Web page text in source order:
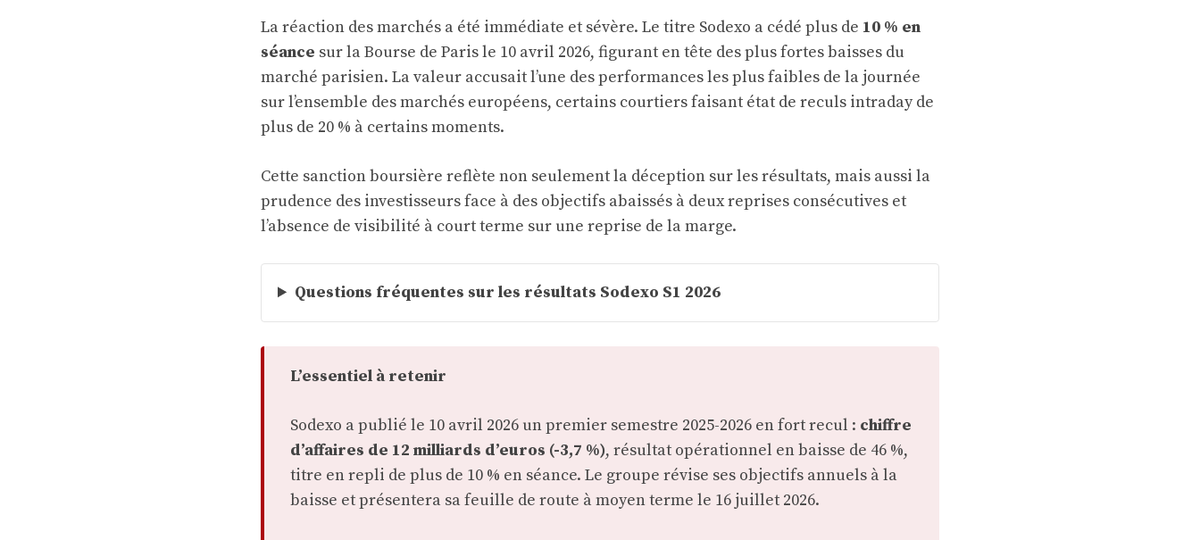
La réaction des marchés a été immédiate et sévère. Le titre Sodexo a cédé plus de 10 % en
séance sur la Bourse de Paris le 10 avril 2026, figurant en tête des plus fortes baisses du
marché parisien. La valeur accusait l’une des performances les plus faibles de la journée
sur l’ensemble des marchés européens, certains courtiers faisant état de reculs intraday de
plus de 20 % à certains moments.
Cette sanction boursière reflète non seulement la déception sur les résultats, mais aussi la
prudence des investisseurs face à des objectifs abaissés à deux reprises consécutives et
l’absence de visibilité à court terme sur une reprise de la marge.
Questions fréquentes sur les résultats Sodexo S1 2026
L’essentiel à retenir
Sodexo a publié le 10 avril 2026 un premier semestre 2025-2026 en fort recul : chiffre
d’affaires de 12 milliards d’euros (-3,7 %), résultat opérationnel en baisse de 46 %,
titre en repli de plus de 10 % en séance. Le groupe révise ses objectifs annuels à la
baisse et présentera sa feuille de route à moyen terme le 16 juillet 2026.